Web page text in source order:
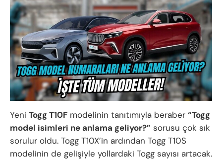
Yeni Togg T10F modelinin tanıtımıyla beraber “Togg
model isimleri ne anlama geliyor?” sorusu çok sık
sorulur oldu. Togg T10X’in ardından Togg T10S
modelinin de gelişiyle yollardaki Togg sayısı artacak.